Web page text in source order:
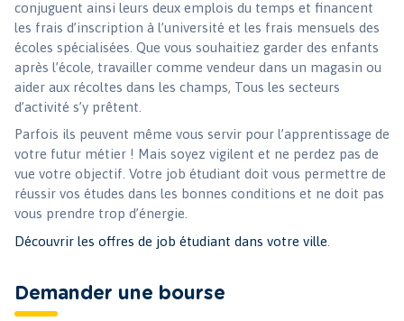
conjuguent ainsi leurs deux emplois du temps et financent
les frais d’inscription à l’université et les frais mensuels des
écoles spécialisées. Que vous souhaitiez garder des enfants
après l’école, travailler comme vendeur dans un magasin ou
aider aux récoltes dans les champs, Tous les secteurs
d’activité s’y prêtent.
Parfois ils peuvent même vous servir pour l’apprentissage de
votre futur métier ! Mais soyez vigilent et ne perdez pas de
vue votre objectif. Votre job étudiant doit vous permettre de
réussir vos études dans les bonnes conditions et ne doit pas
vous prendre trop d’énergie.
Découvrir les offres de job étudiant dans votre ville
Demander une bourse